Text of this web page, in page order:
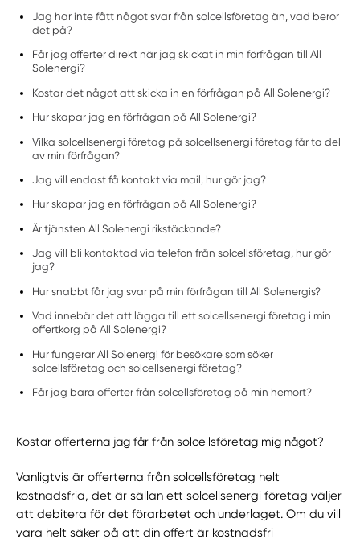
Jag har inte fått något svar från solcellsföretag än, vad beror
det på?
Får jag offerter direkt när jag skickat in min förfrågan till All
Solenergi?
Kostar det något att skicka in en förfrågan på All Solenergi?
Hur skapar jag en förfrågan på All Solenergi?
Vilka solcellsenergi företag på solcellsenergi företag får ta del
av min förfrågan?
Jag vill endast få kontakt via mail, hur gör jag?
Hur skapar jag en förfrågan på All Solenergi?
Är tjänsten All Solenergi rikstäckande?
Jag vill bli kontaktad via telefon från solcellsföretag, hur gör
jag?
Hur snabbt får jag svar på min förfrågan till All Solenergis?
Vad innebär det att lägga till ett solcellsenergi företag i min
offertkorg på All Solenergi?
Hur fungerar All Solenergi för besökare som söker
solcellsföretag och solcellsenergi företag?
Får jag bara offerter från solcellsföretag på min hemort?
Kostar offerterna jag får från solcellsföretag mig något?
Vanligtvis är offerterna från solcellsföretag helt
kostnadsfria, det är sällan ett solcellsenergi företag väljer
att debitera för det förarbetet och underlaget. Om du vill
vara helt säker på att din offert är kostnadsfri